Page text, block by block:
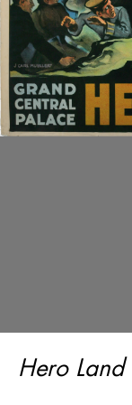
Hero Land